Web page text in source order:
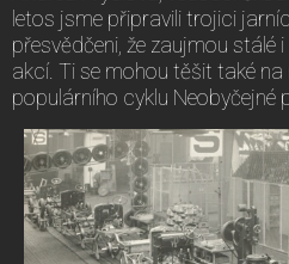
letos jsme připravili trojici
přesvědčeni, že zaujmou stálé
akcí. Ti se mohou těšit také
populárního cyklu Neobyčejné